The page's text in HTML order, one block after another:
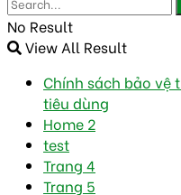
No Result
View All Result
Chính sách bảo vệ
tiêu dùng
Home 2
test
Trang 4
Trang 5